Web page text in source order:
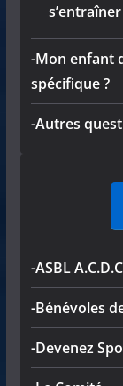
-Mon enfant
spécifique ?
-Autres
-ASBL A.C.D.C
-Bénévoles
-Devenez